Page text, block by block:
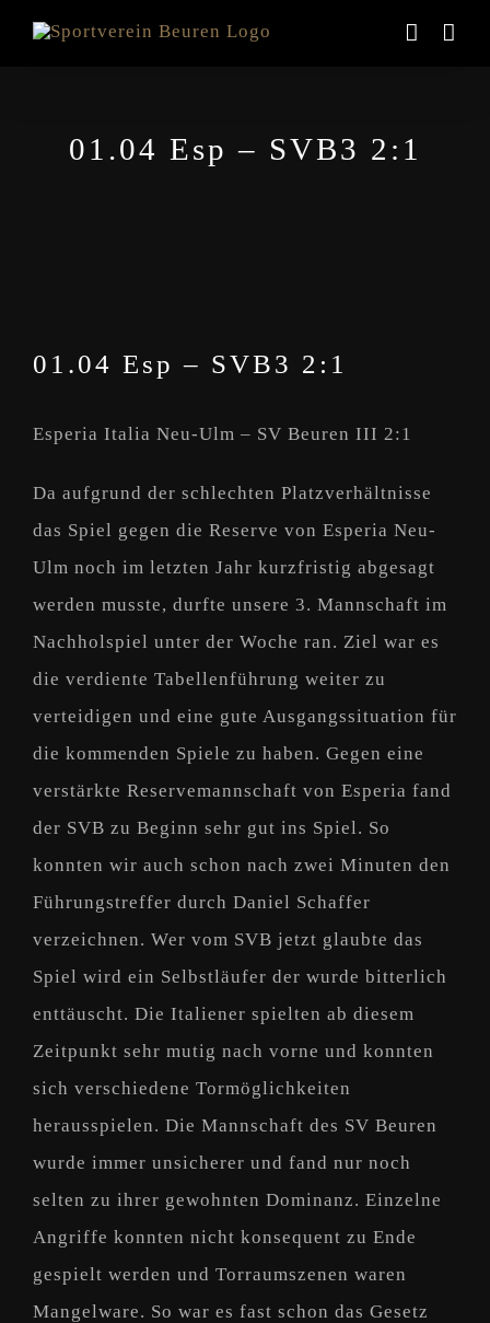
Zum
01.04 Esp – SVB3 2:1
01.04 Esp – SVB3 2:1
Esperia Italia Neu-Ulm – SV Beuren III 2:1
Da aufgrund der schlechten Platzverhältnisse
das Spiel gegen die Reserve von Esperia Neu-
Ulm noch im letzten Jahr kurzfristig abgesagt
werden musste, durfte unsere 3. Mannschaft im
Nachholspiel unter der Woche ran. Ziel war es
die verdiente Tabellenführung weiter zu
verteidigen und eine gute Ausgangssituation für
die kommenden Spiele zu haben. Gegen eine
verstärkte Reservemannschaft von Esperia fand
der SVB zu Beginn sehr gut ins Spiel. So
konnten wir auch schon nach zwei Minuten den
Führungstreffer durch Daniel Schaffer
verzeichnen. Wer vom SVB jetzt glaubte das
Spiel wird ein Selbstläufer der wurde bitterlich
enttäuscht. Die Italiener spielten ab diesem
Zeitpunkt sehr mutig nach vorne und konnten
sich verschiedene Tormöglichkeiten
herausspielen. Die Mannschaft des SV Beuren
wurde immer unsicherer und fand nur noch
selten zu ihrer gewohnten Dominanz. Einzelne
Angriffe konnten nicht konsequent zu Ende
gespielt werden und Torraumszenen waren
Mangelware. So war es fast schon das Gesetz